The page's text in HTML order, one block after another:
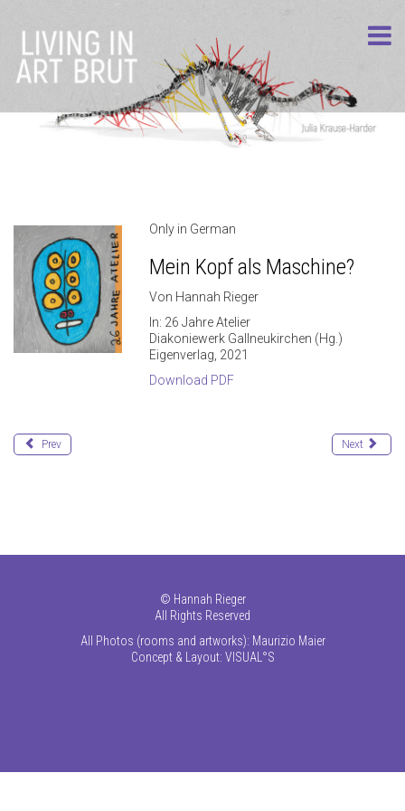
Only in German
Mein Kopf als Maschine?
Von Hannah Rieger
In: 26 Jahre Atelier
Diakoniewerk Gallneukirchen (Hg.)
Eigenverlag, 2021
Download PDF
Prev Next
© Hannah Rieger
All Rights Reserved
All Photos (rooms and artworks): Maurizio Maier
Concept & Layout: VISUAL°S